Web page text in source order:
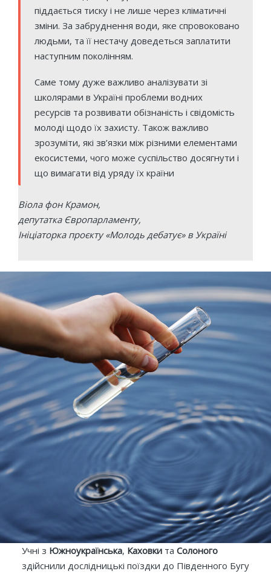
піддається тиску і не лише через кліматичні
зміни. За забруднення води, яке спровоковано
людьми, та її нестачу доведеться заплатити
наступним поколінням.
Саме тому дуже важливо аналізувати зі
школярами в Україні проблеми водних
ресурсів та розвивати обізнаність і свідомість
молоді щодо їх захисту. Також важливо
зрозуміти, які зв’язки між різними елементами
екосистеми, чого може суспільство досягнути і
що вимагати від уряду їх країни
Віола фон Крамон,
депутатка Європарламенту,
Ініціаторка проєкту «Молодь дебатує» в Україні
Учні з Южноукраїнська, Каховки та Солоного
здійснили дослідницькі поїздки до Південного Бугу